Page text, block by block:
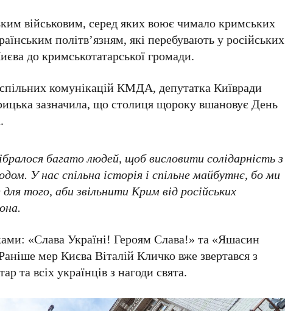
військовим, серед яких воює чимало кримських
політв’язням, які перебувають у російських
до кримськотатарської громади.
комунікацій КМДА, депутатка Київради
зазначила, що столиця щороку вшановуєДень
.
багато людей, щоб висловити солідарність з
У нас спільна історія і спільне майбутнє, бо ми
того, аби звільнити Крим від російських
«Слава Україні! Героям Слава!» та «Яшасин
мер КиєваВіталій Кличковже звертався з
та всіх українців з нагоди свята.